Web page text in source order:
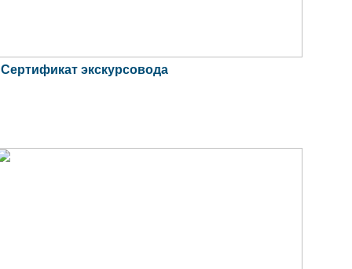
Сертификат экскурсовода